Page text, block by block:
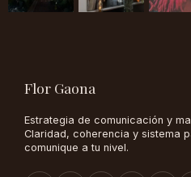
Flor Gaona
Estrategia de comunicación y
Claridad, coherencia y sistema
comunique a tu nivel.